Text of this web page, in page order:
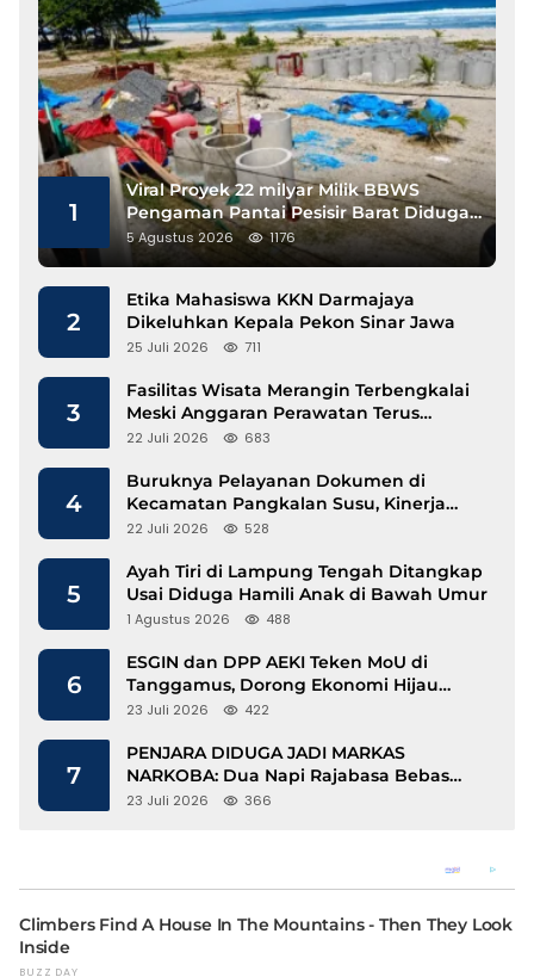
1
Viral Proyek 22 milyar Milik BBWS
Pengaman Pantai Pesisir Barat Diduga
Gunakan Besi Banci
5 Agustus 2026 1176
2
Etika Mahasiswa KKN Darmajaya
Dikeluhkan Kepala Pekon Sinar Jawa
25 Juli 2026 711
3
Fasilitas Wisata Merangin Terbengkalai
Meski Anggaran Perawatan Terus
Mengalir
22 Juli 2026 683
4
Buruknya Pelayanan Dokumen di
Kecamatan Pangkalan Susu, Kinerja
Disdukcapil Langkat Disorot
22 Juli 2026 528
5
Ayah Tiri di Lampung Tengah Ditangkap
Usai Diduga Hamili Anak di Bawah Umur
1 Agustus 2026 488
6
ESGIN dan DPP AEKI Teken MoU di
Tanggamus, Dorong Ekonomi Hijau
Berbasis Kopi dan Perdagangan Karbon
23 Juli 2026 422
7
PENJARA DIDUGA JADI MARKAS
NARKOBA: Dua Napi Rajabasa Bebas
Gunakan HP, Muncul Dugaan
23 Juli 2026 366